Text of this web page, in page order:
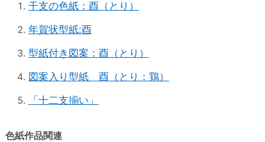
干支の色紙：酉（とり）
年賀状型紙:酉
型紙付き図案：酉（とり）
図案入り型紙 酉（とり：鶏）
「十二支揃い」
色紙作品関連